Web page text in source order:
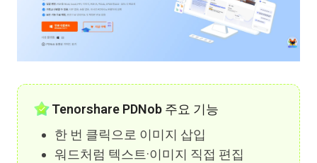
Tenorshare PDNob 주요 기능
한 번 클릭으로 이미지 삽입
워드처럼 텍스트·이미지 직접 편집